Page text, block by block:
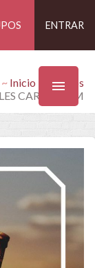
ENTRAR
Inicio
Eventos
CARPE DIEM